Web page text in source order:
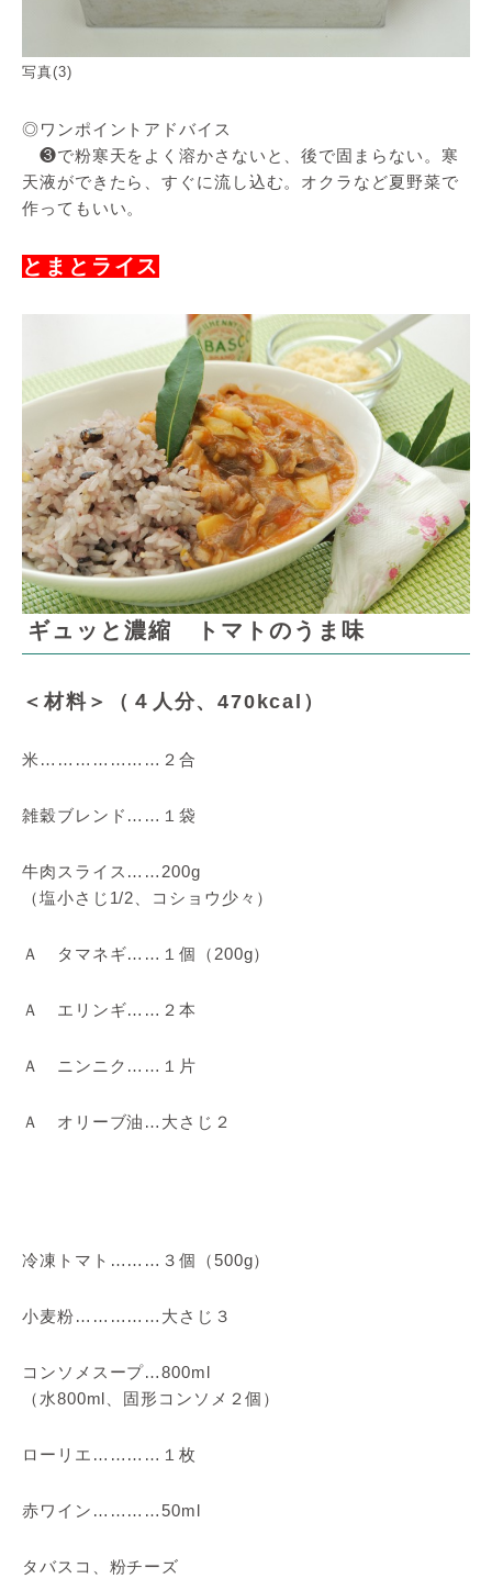
写真(3)
◎ワンポイントアドバイス
❸で粉寒天をよく溶かさないと、後で固まらない。寒
天液ができたら、すぐに流し込む。オクラなど夏野菜で
作ってもいい。
とまとライス
ギュッと濃縮 トマトのうま味
＜材料＞（４人分、470kcal）
米…………………２合
雑穀ブレンド……１袋
牛肉スライス……200g
（塩小さじ1/2、コショウ少々）
Ａ タマネギ……１個（200g）
Ａ エリンギ……２本
Ａ ニンニク……１片
Ａ オリーブ油…大さじ２
冷凍トマト………３個（500g）
小麦粉……………大さじ３
コンソメスープ…800ml
（水800ml、固形コンソメ２個）
ローリエ…………１枚
赤ワイン…………50ml
タバスコ、粉チーズ